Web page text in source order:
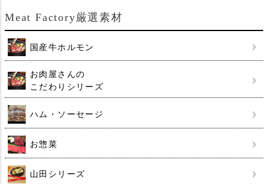
Meat Factory厳選素材
国産牛ホルモン
お肉屋さんの
こだわりシリーズ
ハム・ソーセージ
お惣菜
山田シリーズ